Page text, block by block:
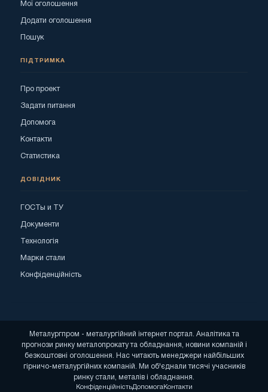
Мої оголошення
Додати оголошення
Пошук
ПІДТРИМКА
Про проект
Задати питання
Допомога
Контакти
Статистика
ДОВІДНИК
ГОСТы и ТУ
Документи
Технологія
Марки стали
Конфіденційність
Металургпром - металургійний інтернет портал. Аналітика та
прогнози ринку металопрокату та обладнання, новини компаній і
безкоштовні оголошення. Нас читають менеджери найбільших
гірничо-металургійних компаній. Ми об'єднали тисячі учасників
ринку стали, металів і обладнання.
КонфіденційністьДопомогаКонтакти